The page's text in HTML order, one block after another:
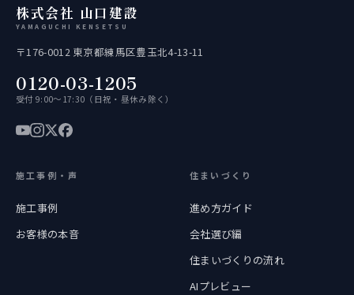
株式会社 山口建設
YAMAGUCHI KENSETSU
〒176-0012 東京都練馬区豊玉北4-13-11
0120-03-1205
受付 9:00〜17:30（日祝・昼休み除く）
施工事例・声
施工事例
お客様の本音
住まいづくり
進め方ガイド
会社選び編
住まいづくりの流れ
AIプレビュー